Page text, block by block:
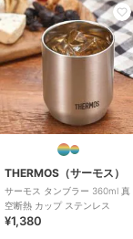
THERMOS（サーモス）
サーモス タンブラー 360ml 真
空断熱 カップ ステンレス
¥1,380